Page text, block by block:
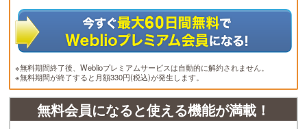
※無料期間終了後、Weblioプレミアムサービスは自動的に解約されません。
※無料期間が終了すると月額330円(税込)が発生します。
無料会員になると使える機能が満載！